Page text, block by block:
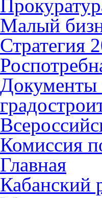
Малый
Стратегия
Документы
Комиссия
Главная
Кабанский